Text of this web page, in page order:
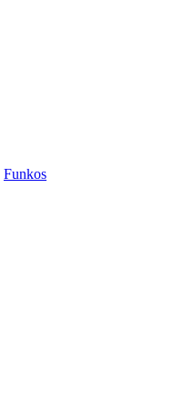
Funkos